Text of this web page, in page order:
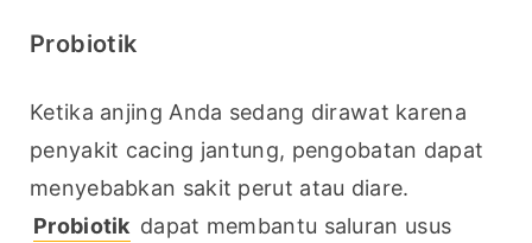
Probiotik
Ketika anjing Anda sedang dirawat karena
penyakit cacing jantung, pengobatan dapat
Probiotik dapat membantu saluran usus